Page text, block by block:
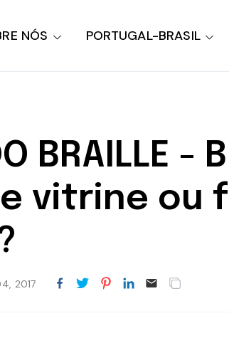
NÓS PORTUGAL-BRASIL
BRAILLE
vitrine ou
2017